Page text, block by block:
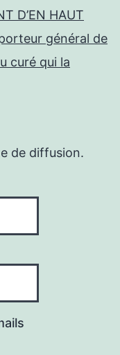
D’EN HAUT
général de
curé qui la
de diffusion.